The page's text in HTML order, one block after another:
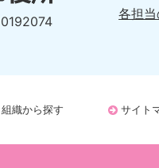
各担
組織から探す サイト